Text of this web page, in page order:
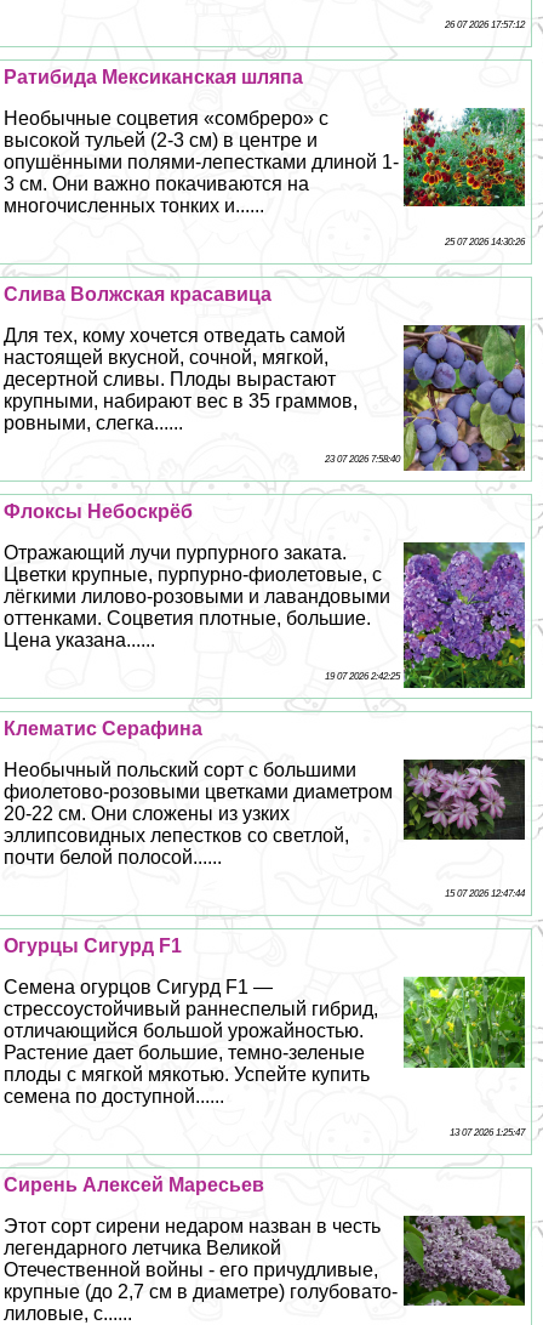
26 07 2026 17:57:12
Ратибида Мексиканская шляпа
Необычные соцветия «сомбреро» с
высокой тульей (2-3 см) в центре и
опушёнными полями-лепестками длиной 1-
3 см. Они важно покачиваются на
многочисленных тонких и......
25 07 2026 14:30:26
Слива Волжская красавица
Для тех, кому хочется отведать самой
настоящей вкусной, сочной, мягкой,
десертной сливы. Плоды вырастают
крупными, набирают вес в 35 граммов,
ровными, слегка......
23 07 2026 7:58:40
Флоксы Небоскрёб
Отражающий лучи пурпурного заката.
Цветки крупные, пурпурно-фиолетовые, с
лёгкими лилово-розовыми и лавандовыми
оттенками. Соцветия плотные, большие.
Цена указана......
19 07 2026 2:42:25
Клематис Серафина
Необычный польский сорт с большими
фиолетово-розовыми цветками диаметром
20-22 см. Они сложены из узких
эллипсовидных лепестков со светлой,
почти белой полосой......
15 07 2026 12:47:44
Огурцы Сигурд F1
Семена огурцов Сигурд F1 —
стрессоустойчивый раннеспелый гибрид,
отличающийся большой урожайностью.
Растение дает большие, темно-зеленые
плоды с мягкой мякотью. Успейте купить
семена по доступной......
13 07 2026 1:25:47
Сирень Алексей Маресьев
Этот сорт сирени недаром назван в честь
легендарного летчика Великой
Отечественной войны - его причудливые,
крупные (до 2,7 см в диаметре) гoлyбовато-
лиловые, с......